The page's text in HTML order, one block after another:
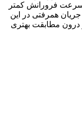
سرعت فرورانش کمتر
سرعت جریان همرفتی در این
درون مطابقت بهتری